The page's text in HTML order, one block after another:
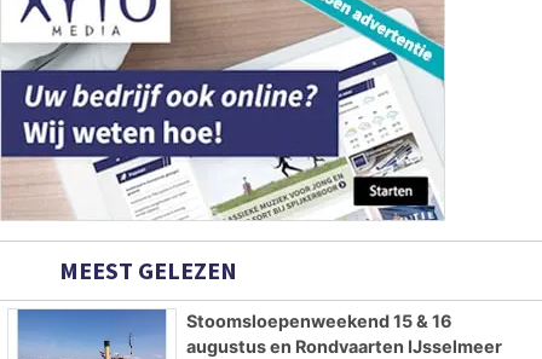
MEEST GELEZEN
Stoomsloepenweekend 15 & 16
augustus en Rondvaarten IJsselmeer